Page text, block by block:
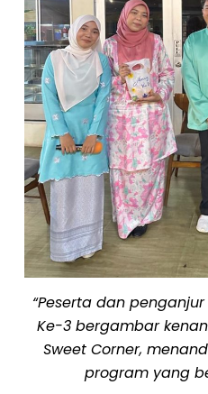
“Peserta dan
Ke-3 bergambar
Sweet Corner,
program yang